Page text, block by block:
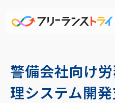
警備会社向け
理システム開